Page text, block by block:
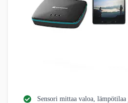
Sensori mittaa valoa, lämpötilaa